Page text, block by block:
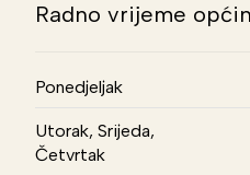
Radno vrijeme
Ponedjeljak
Utorak, Srijeda,
Četvrtak